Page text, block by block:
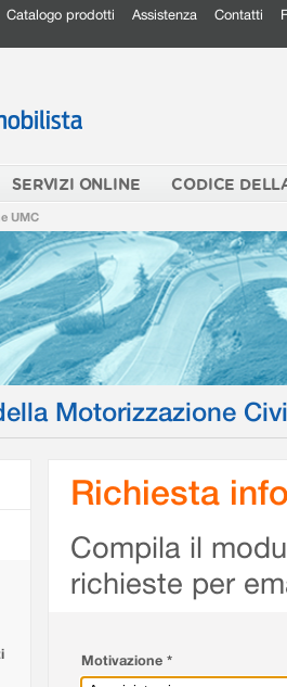
Catalogo prodotti Assistenza Contatti
SERVIZI ONLINE CODICE
UMC
Motorizzazione
Richiesta
Compila il
richieste per
Motivazione *